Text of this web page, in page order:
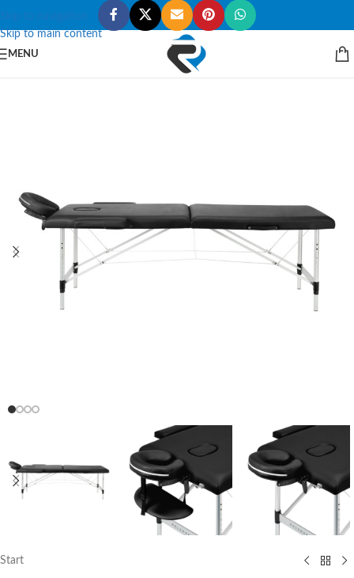
Skip to navigation
Skip to main content
MENU
Start